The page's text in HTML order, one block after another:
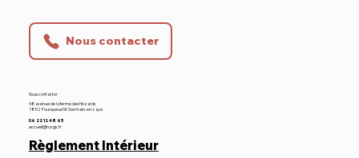
Nous contacter
Nous contacter
48 avenue de la ferme des Hézards
78112 Fourqueux/St Germain-en-Laye
06 22 12 48 65
accueil@tcsgs.fr
Règlement Intérieur